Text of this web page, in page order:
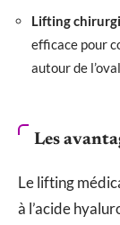
Lifting
efficace pour
autour de
Les
Le lifting
à l’acide